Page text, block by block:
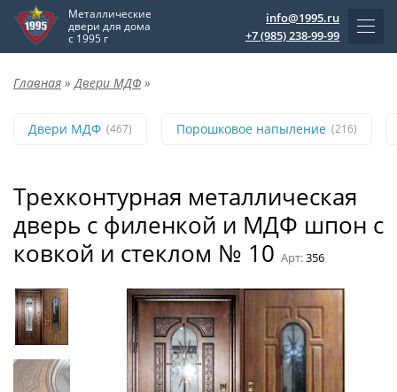
Металлические
двери для дома
с 1995 г
info@1995.ru
+7 (985) 238-99-99
Главная » Двери МДФ »
Двери МДФ (467) Порошковое напыление (216)
Трехконтурная металлическая
дверь с филенкой и МДФ шпон с
ковкой и стеклом № 10 Арт:356